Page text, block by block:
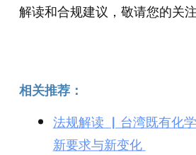
解读和合规建议，敬请您的关注
相关推荐：
法规解读 ▏台湾既有化
新要求与新变化